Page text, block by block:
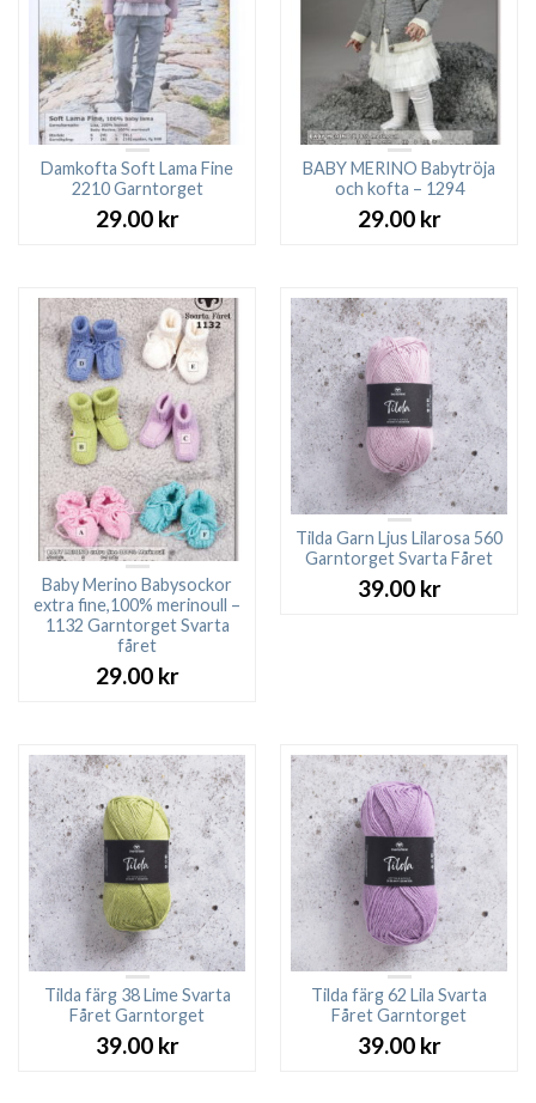
Damkofta Soft Lama Fine
2210 Garntorget
29.00 kr
BABY MERINO Babytröja
och kofta – 1294
29.00 kr
Baby Merino Babysockor
extra fine,100% merinoull –
1132 Garntorget Svarta
fåret
29.00 kr
Tilda Garn Ljus Lilarosa 560
Garntorget Svarta Fåret
39.00 kr
Tilda färg 38 Lime Svarta
Fåret Garntorget
39.00 kr
Tilda färg 62 Lila Svarta
Fåret Garntorget
39.00 kr